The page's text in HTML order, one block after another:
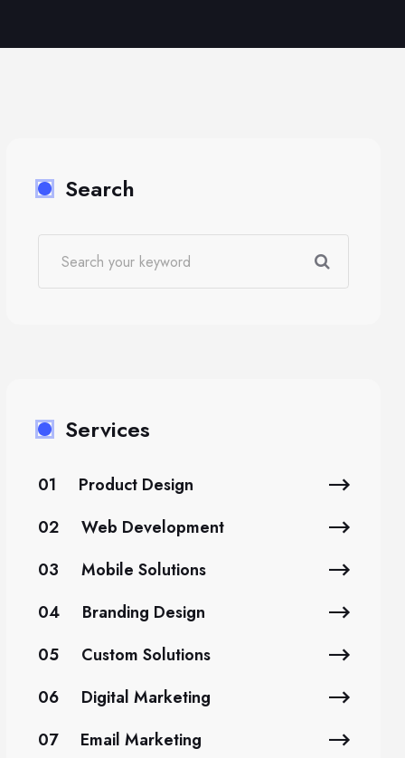
Search
Services
01
Product Design
02
Web Development
03
Mobile Solutions
04
Branding Design
05
Custom Solutions
06
Digital Marketing
07
Email Marketing